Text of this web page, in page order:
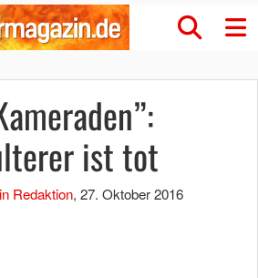
ist tot
Redaktion, 27. Oktober 2016